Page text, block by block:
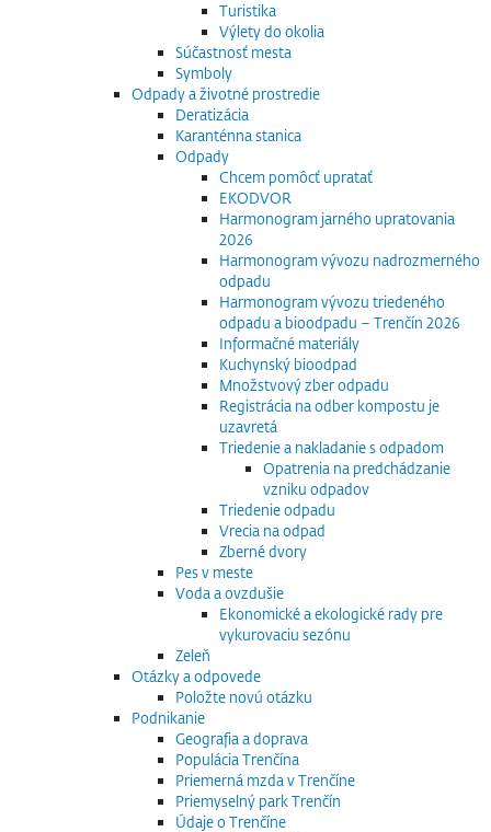
Turistika
Výlety do okolia
Súčastnosť mesta
Symboly
Odpady a životné prostredie
Deratizácia
Karanténna stanica
Odpady
Chcem pomôcť upratať
EKODVOR
Harmonogram jarného upratovania
2026
Harmonogram vývozu nadrozmerného
odpadu
Harmonogram vývozu triedeného
odpadu a bioodpadu – Trenčín 2026
Informačné materiály
Kuchynský bioodpad
Množstvový zber odpadu
Registrácia na odber kompostu je
uzavretá
Triedenie a nakladanie s odpadom
Opatrenia na predchádzanie
vzniku odpadov
Triedenie odpadu
Vrecia na odpad
Zberné dvory
Pes v meste
Voda a ovzdušie
Ekonomické a ekologické rady pre
vykurovaciu sezónu
Zeleň
Otázky a odpovede
Položte novú otázku
Podnikanie
Geografia a doprava
Populácia Trenčína
Priemerná mzda v Trenčíne
Priemyselný park Trenčín
Údaje o Trenčíne